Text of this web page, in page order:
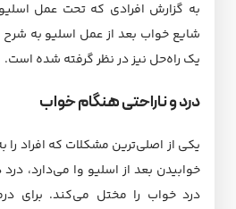
به گزارش افرادی که تحت عمل اسلیو
شایع خواب بعد از عمل اسلیو به
یک راه‌حل نیز در نظر گرفته شده است.
درد و ناراحتی هنگام خواب
یکی از اصلی‌ترین مشکلات که افراد را
خوابیدن بعد از اسلیو وا می‌دارد،
درد خواب را مختل می‌کند. برای